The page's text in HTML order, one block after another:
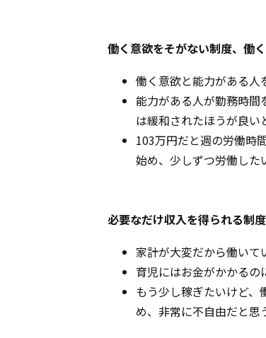
働く意欲をそがない制度、働
働く意欲と能力がある人
能力がある人が勤務時間
は緩和されたほうが良い
103万円だと週の労働時
始め、少しずつ労働した
必要なだけ収入を得られる制
家計が大変だから働いて
育児にはお金がかかるの
もう少し稼ぎたいけど
め、非常に不自由だと思